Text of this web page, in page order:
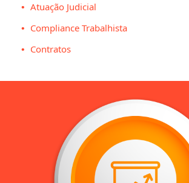
Atuação Judicial
Compliance Trabalhista
Contratos